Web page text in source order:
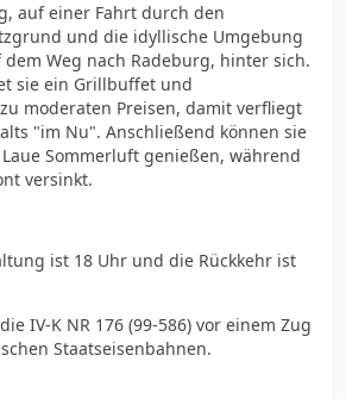
auf einer Fahrt durch den
und die idyllische Umgebung
Weg nach Radeburg, hinter sich.
sie ein Grillbuffet und
moderaten Preisen, damit verfliegt
"im Nu". Anschließend können sie
Sommerluft genießen, während
versinkt.
ist 18 Uhr und die Rückkehr ist
IV-K NR 176 (99-586) vor einem Zug
Staatseisenbahnen.